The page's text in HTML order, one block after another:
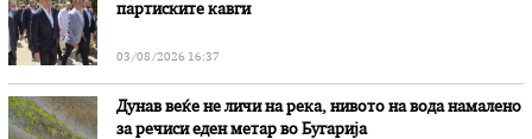
партиските кавги
03/08/2026 16:37
Дунав веќе не личи на река, нивото на вода намалено
за речиси еден метар во Бугарија